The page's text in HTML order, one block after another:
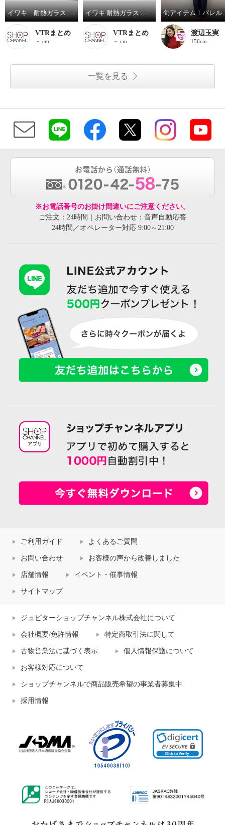
イワキ 耐熱ガラス フタ付き オーブントースター皿 ハーフ ３点セット
VTRまとめ
－ cm
イワキ 耐熱ガラス ２重構造グラス エアグラス２個セット
VTRまとめ
－ cm
旬アイ
渡辺玉実
156cm
一覧を見る
※お電話番号のお掛け間違いにご注意ください。
ご注文：24時間｜お問い合わせ：音声自動応答
24時間／オペレーター対応 9:00～21:00
ご利用ガイド よくあるご質問
お問い合わせ お客様の声から改善しました
店舗情報 イベント・催事情報
サイトマップ
ジュピターショップチャンネル株式会社について
会社概要/免許情報 特定商取引法に関して
古物営業法に基づく表示 個人情報保護について
お客様対応について
ショップチャンネルで商品販売希望の事業者募集中
採用情報